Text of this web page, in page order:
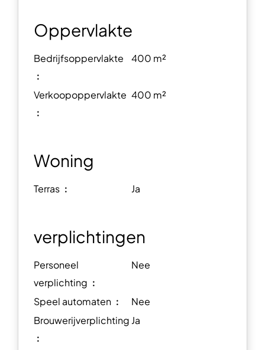
Oppervlakte
Bedrijfsoppervlakte
︰
400 m²
Verkoopoppervlakte
︰
400 m²
Woning
Terras ︰ Ja
verplichtingen
Personeel
verplichting ︰
Nee
Speel automaten ︰
Nee
Brouwerijverplichting
︰
Ja